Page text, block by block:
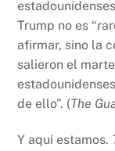
Trump no es
afirmar, sino la
salieron el
de ello”. (The
Y aquí estamos.